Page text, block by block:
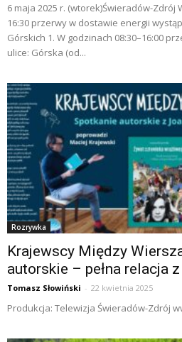
6 maja 2025 r. (wtorek)Świeradów-Zdrój
16:30 przerwy w dostawie energii
Górskich 1. W godzinach 08:30–16:00
ulice: Górska (od...
Rozrywka
Krajewscy Między
autorskie – pełna relacja
Tomasz Słowiński - 22 kwietnia 2025
Produkcja: Telewizja Świeradów-Zdrój